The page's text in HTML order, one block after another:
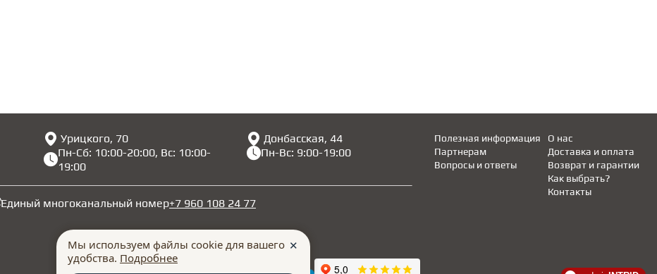
Урицкого, 70
Пн-Сб: 10:00-20:00, Вс: 10:00-
19:00
Донбасская, 44
Пн-Вс: 9:00-19:00
Единый многоканальный номер+7 960 108 24 77
Полезная информация
Партнерам
Вопросы и ответы
Доставка и оплата
Возврат и гарантии
Как выбрать?
О нас
Контакты
Мы используем файлы cookie для вашего
удобства. Подробнее
✕